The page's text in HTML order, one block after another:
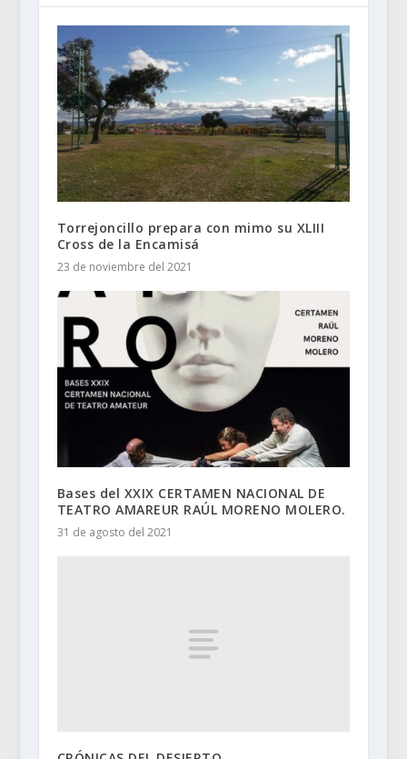
Torrejoncillo prepara con mimo su XLIII
Cross de la Encamisá
23 de noviembre del 2021
Bases del XXIX CERTAMEN NACIONAL DE
TEATRO AMAREUR RAÚL MORENO MOLERO.
31 de agosto del 2021